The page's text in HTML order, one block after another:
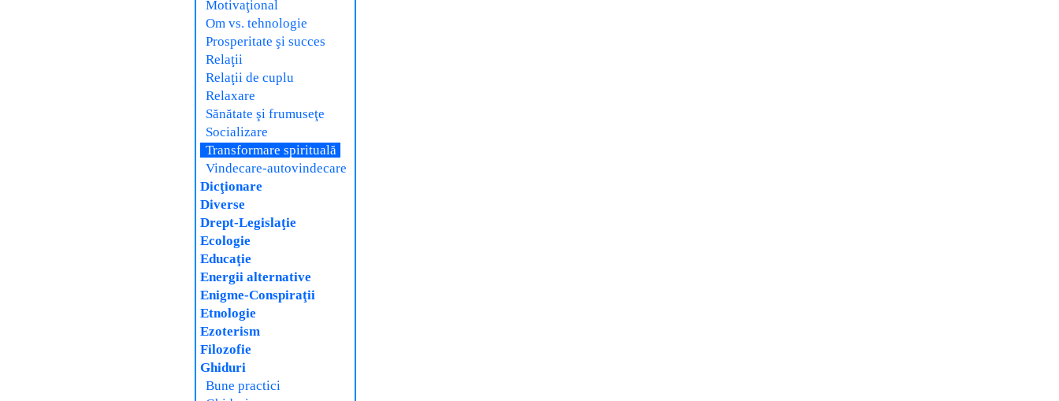
Motivaţional
Om vs. tehnologie
Prosperitate şi succes
Relaţii
Relaţii de cuplu
Relaxare
Sănătate şi frumuseţe
Socializare
Transformare spirituală
Vindecare-autovindecare
Dicţionare
Diverse
Drept-Legislaţie
Ecologie
Educaţie
Energii alternative
Enigme-Conspiraţii
Etnologie
Ezoterism
Filozofie
Ghiduri
Bune practici